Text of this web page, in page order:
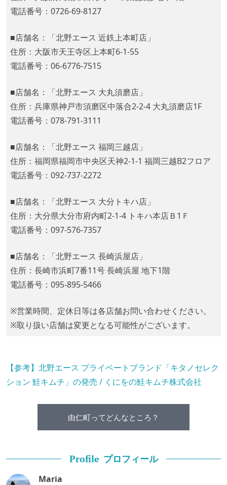
電話番号：0726-69-8127
■店舗名：「北野エース 近鉄上本町店」
住所：大阪市天王寺区上本町6-1-55
電話番号：06-6776-7515
■店舗名：「北野エース 大丸須磨店」
住所：兵庫県神戸市須磨区中落合2-2-4 大丸須磨店1F
電話番号：078-791-3111
■店舗名：「北野エース 福岡三越店」
住所：福岡県福岡市中央区天神2-1-1 福岡三越B2フロア
電話番号：092-737-2272
■店舗名：「北野エース 大分トキハ店」
住所：大分県大分市府内町2-1-4 トキハ本店Ｂ1Ｆ
電話番号：097-576-7357
■店舗名：「北野エース 長崎浜屋店」
住所：長崎市浜町7番11号 長崎浜屋 地下1階
電話番号：095-895-5466
※営業時間、定休日等は各店舗お問い合わせください。
※取り扱い店舗は変更となる可能性がございます。
【参考】北野エース プライベートブランド「キタノセレク
ション 鮭キムチ」の発売 / くにをの鮭キムチ株式会社
由仁町ってどんなところ？
Profile プロフィール
Maria